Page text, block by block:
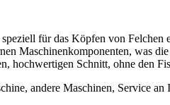
für das Köpfen von
Maschinenkomponenten, was
hochwertigen Schnitt, ohne den
andere Maschinen, Service